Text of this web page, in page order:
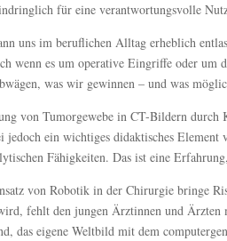
für eine verantwortungsvolle
uns im beruflichen Alltag erheblich
wenn es um operative Eingriffe oder
was wir gewinnen – und was
von Tumorgewebe in CT-Bildern durch
jedoch ein wichtiges didaktisches
Fähigkeiten. Das ist eine
von Robotik in der Chirurgie bringe
fehlt den jungen Ärztinnen und
das eigene Weltbild mit dem